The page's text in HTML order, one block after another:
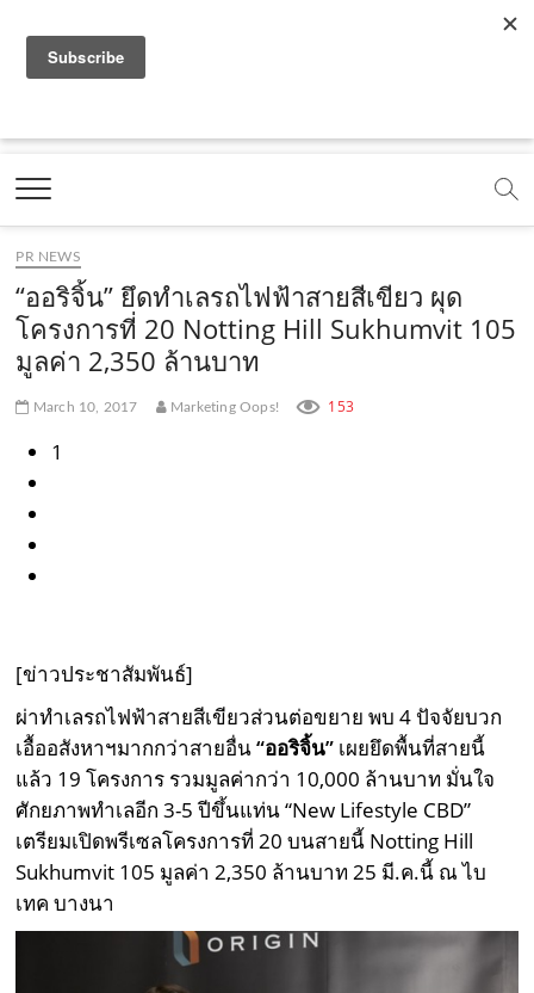
a
e
b
o
o
k
.
c
o
o
t
b
e
.
c
o
.
o
e
m
t
g
a
m
.
t
k
c
o
m
Marketing Oops!
DIGITAL | CREATIVE | ADVERTISING | CAMPAIGN |
PR NEWS
“ออริจิ้น” ยึดทำเลรถไฟฟ้าสายสีเขียว ผุด
โครงการที่ 20 Notting Hill Sukhumvit 105
มูลค่า 2,350 ล้านบาท
March 10, 2017 Marketing Oops! 153
1
[ข่าวประชาสัมพันธ์]
ผ่าทำเลรถไฟฟ้าสายสีเขียวส่วนต่อขยาย พบ 4 ปัจจัยบวก
เอื้ออสังหาฯมากกว่าสายอื่น“ออริจิ้น” เผยยึดพื้นที่สายนี้
แล้ว 19 โครงการ รวมมูลค่ากว่า 10,000 ล้านบาท มั่นใจ
ศักยภาพทำเลอีก 3-5 ปีขึ้นแท่น “New Lifestyle CBD”
เตรียมเปิดพรีเซลโครงการที่ 20 บนสายนี้ Notting Hill
Sukhumvit 105 มูลค่า 2,350 ล้านบาท 25 มี.ค.นี้ ณ ไบ
เทค บางนา